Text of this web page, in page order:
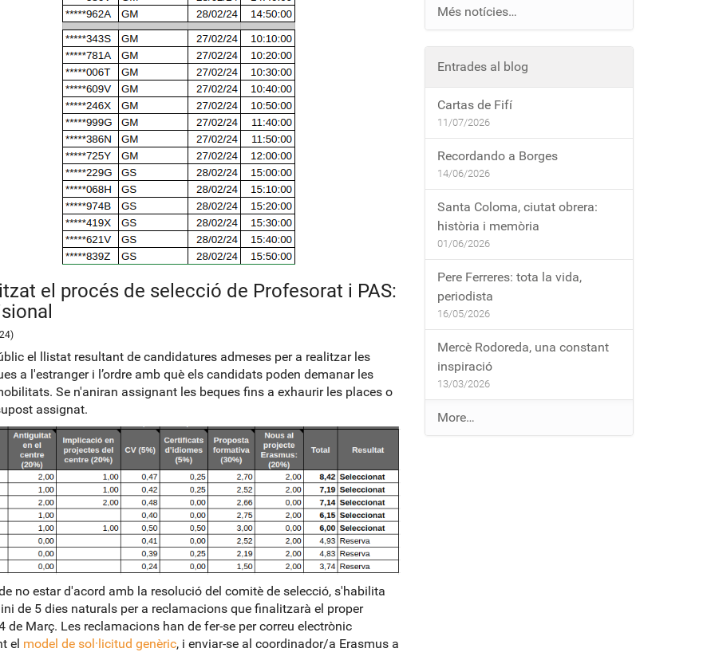
el procés de selecció de Profesorat i PAS:
el llistat resultant de candidatures admeses per a realitzar les
a l'estranger i l’ordre amb què els candidats poden demanar les
Se n'aniran assignant les beques fins a exhaurir les places o
assignat.
no estar d'acord amb la resolució del comitè de selecció, s'habilita
de 5 dies naturals per a reclamacions que finalitzarà el proper
de Març. Les reclamacions han de fer-se per correu electrònic
el model de sol·licitud genèric, i enviar-se al coordinador/a Erasmus a
Més notícies…
Entrades al blog
Cartas de Fifí
11/07/2026
Recordando a Borges
14/06/2026
Santa Coloma, ciutat obrera:
història i memòria
01/06/2026
Pere Ferreres: tota la vida,
periodista
16/05/2026
Mercè Rodoreda, una constant
inspiració
13/03/2026
E
n
More…